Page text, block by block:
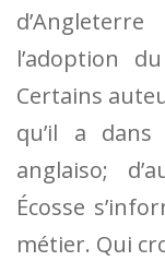
l’adoption
Certains
qu’il a
anglaiso;
Écosse
métier. Qui